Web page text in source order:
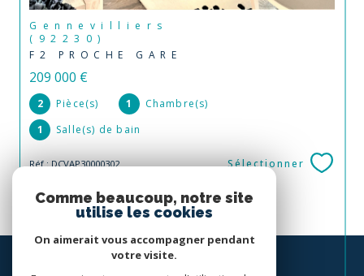
Gennevilliers
(92230)
F2 PROCHE GARE
209 000 €
2 Pièce(s) 1
Chambre(s)
1
Salle(s) de bain
Réf : DCVAP30000302 Sélectionner
Comme beaucoup, notre site
utilise les cookies
On aimerait vous accompagner pendant
votre visite.